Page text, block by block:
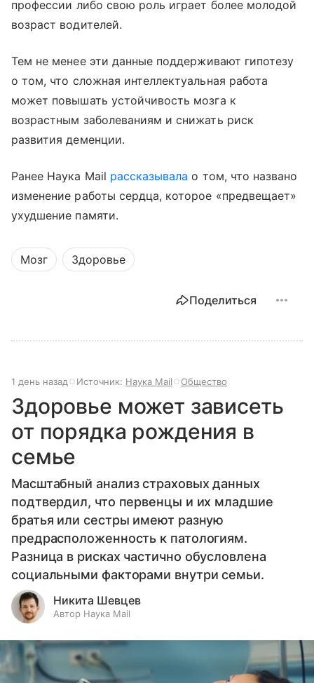
профессии либо свою роль играет более молодой
возраст водителей.
Тем не менее эти данные поддерживают гипотезу
о том, что сложная интеллектуальная работа
может повышать устойчивость мозга к
возрастным заболеваниям и снижать риск
развития деменции.
Ранее Наука Mail рассказывала о том, что названо
изменение работы сердца, которое «предвещает»
ухудшение памяти.
Мозг Здоровье
Поделиться
1 день назад Источник: Наука Mail Общество
Здоровье может зависеть
от порядка рождения в
семье
Масштабный анализ страховых данных
подтвердил, что первенцы и их младшие
братья или сестры имеют разную
предрасположенность к патологиям.
Разница в рисках частично обусловлена
социальными факторами внутри семьи.
Никита Шевцев
Автор Наука Mail